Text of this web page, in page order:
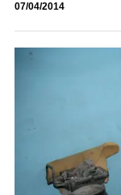
07/04/2014